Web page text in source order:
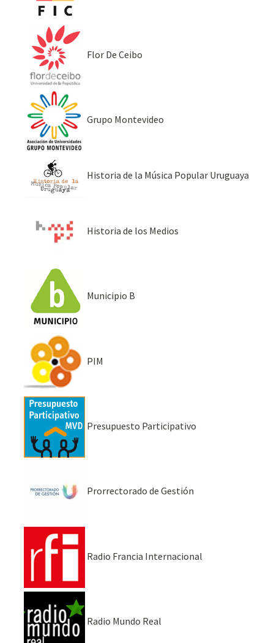
Flor De Ceibo
Grupo Montevideo
Historia de la Música Popular Uruguaya
Historia de los Medios
Municipio B
PIM
Presupuesto Participativo
Prorrectorado de Gestión
Radio Francia Internacional
Radio Mundo Real